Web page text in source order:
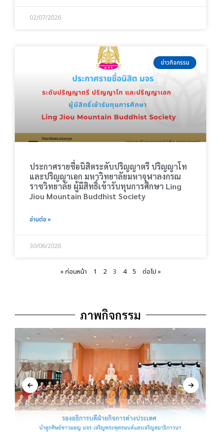
02/07/2026
ข่าวกิจกรรม
ประกาศรายชื่อนิสิตระดับปริญญาตรี ปริญญาโท
และปริญญาเอก มหาวิทยาลัยมหาจุฬาลงกรณ
ราชวิทยาลัย ผู้มีสิทธิ์เข้ารับทุนการศึกษา Ling
Jiou Mountain Buddhist Society
อ่านต่อ »
30/06/2026
« ก่อนหน้า 1 2 3 4 5 ต่อไป »
ภาพกิจกรรม